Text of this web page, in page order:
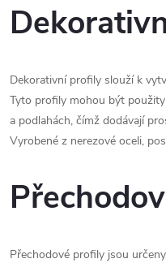
Dekorativní profily slouží k
Tyto profily mohou být
a podlahách, čímž dodávají
Vyrobené z nerezové oceli,
Přechodové profily jsou